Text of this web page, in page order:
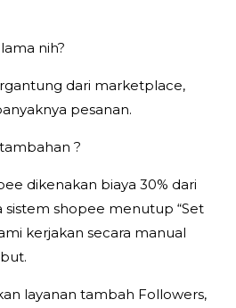
nih?
dari marketplace,
pesanan.
?
dikenakan biaya 30% dari
sistem shopee menutup “Set
kerjakan secara manual
layanan tambah Followers,